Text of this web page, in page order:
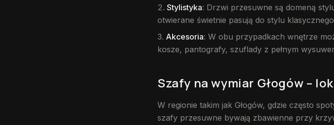
Stylistyka: Drzwi przesuwne są domeną
otwierane świetnie pasują do stylu
Akcesoria: W obu przypadkach wnętrze
kosze, pantografy, szuflady z pełnym
Szafy na wymiar Głogów –
W regionie takim jak Głogów, gdzie często
szafy przesuwne bywają zbawienne przy